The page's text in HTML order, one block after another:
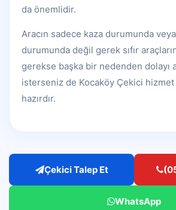
da önemlidir.
Aracın sadece kaza durumunda veya
durumunda değil gerek sıfır
gerekse başka bir nedenden dolayı
isterseniz de Kocaköy Çekici
hazırdır.
Çekici Talep Et
WhatsApp